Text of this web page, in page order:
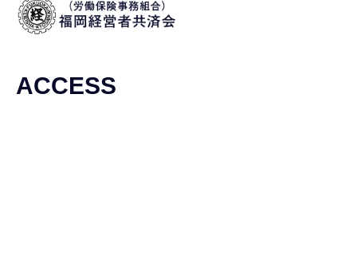
ACCESS